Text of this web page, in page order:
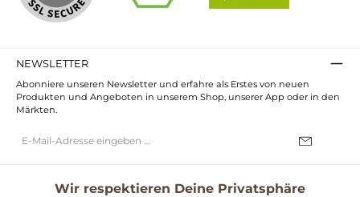
NEWSLETTER
Abonniere unseren Newsletter und erfahre als Erstes von neuen
Produkten und Angeboten in unserem Shop, unserer App oder in den
Märkten.
Mail-
Wir respektieren Deine Privatsphäre